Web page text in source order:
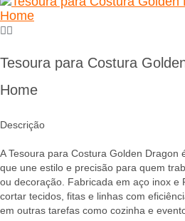
Tesoura para Costura
Home
Descrição
A Tesoura para Costura Golden Dragon
que une estilo e precisão para quem
ou decoração. Fabricada em aço inox e
cortar tecidos, fitas e linhas com
em outras tarefas como cozinha e